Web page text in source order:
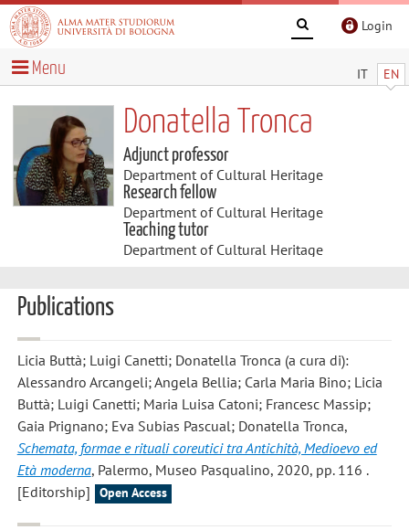
Login
IT EN
Menu
Donatella Tronca
Adjunct professor
Department of Cultural Heritage
Research fellow
Department of Cultural Heritage
Teaching tutor
Department of Cultural Heritage
Publications
Licia Buttà; Luigi Canetti; Donatella Tronca (a cura di):
Alessandro Arcangeli; Angela Bellia; Carla Maria Bino; Licia
Buttà; Luigi Canetti; Maria Luisa Catoni; Francesc Massip;
Gaia Prignano; Eva Subias Pascual; Donatella Tronca,
Schemata, formae e rituali coreutici tra Antichità, Medioevo ed
Età moderna, Palermo, Museo Pasqualino, 2020, pp. 116 .
[Editorship]
Open Access